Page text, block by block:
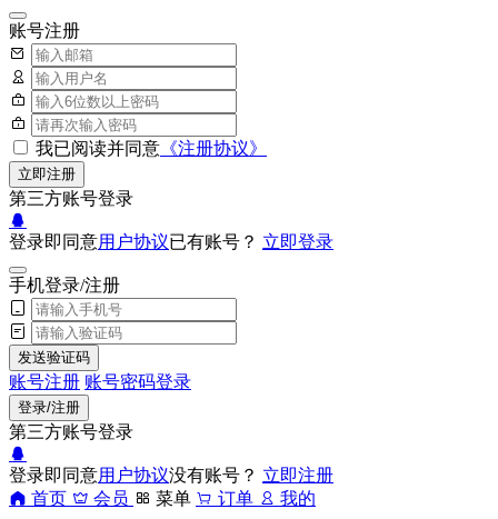
账号注册
我已阅读并同意 《注册协议》
立即注册
第三方账号登录
登录即同意用户协议已有账号？ 立即登录
手机登录/注册
发送验证码
账号注册 账号密码登录
登录/注册
第三方账号登录
登录即同意用户协议没有账号？ 立即注册
首页
会员 菜单 订单 我的